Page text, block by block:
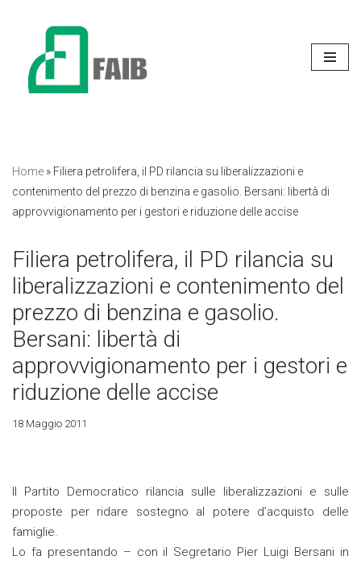
contenuto
Home » Filiera petrolifera, il PD rilancia su liberalizzazioni e
contenimento del prezzo di benzina e gasolio. Bersani: libertà di
approvvigionamento per i gestori e riduzione delle accise
Filiera petrolifera, il PD rilancia su
liberalizzazioni e contenimento del
prezzo di benzina e gasolio.
Bersani: libertà di
approvvigionamento per i gestori e
riduzione delle accise
18 Maggio 2011
Il Partito Democratico rilancia sulle liberalizzazioni e sulle
proposte per ridare sostegno al potere d’acquisto delle
famiglie.
Lo fa presentando – con il Segretario Pier Luigi Bersani in